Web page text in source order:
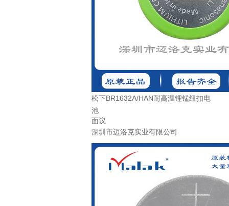
松下BR1632A/HAN耐高温锂锰纽扣电
池
面议
深圳市迈洛克实业有限公司